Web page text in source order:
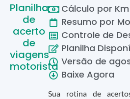
Planilha
de
acerto
de
viagens
motorista
Cálculo por Km
Resumo por
Controle de
Planilha
Versão de
Baixe Agora
Sua rotina de